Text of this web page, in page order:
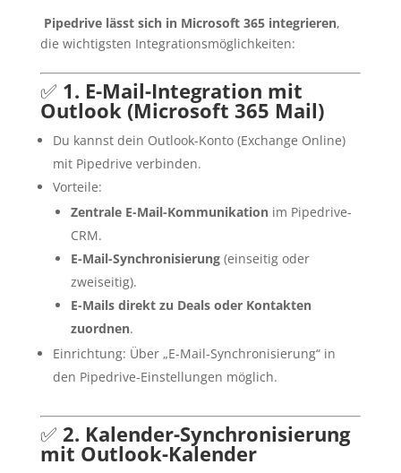
Pipedrive lässt sich in Microsoft 365 integrieren,
die wichtigsten Integrationsmöglichkeiten:
✅ 1. E-Mail-Integration mit
Outlook (Microsoft 365 Mail)
Du kannst dein Outlook-Konto (Exchange Online)
mit Pipedrive verbinden.
Vorteile:
Zentrale E-Mail-Kommunikationim Pipedrive-
CRM.
E-Mail-Synchronisierung(einseitig oder
zweiseitig).
E-Mails direkt zu Deals oder Kontakten
zuordnen.
Einrichtung: Über „E-Mail-Synchronisierung“ in
den Pipedrive-Einstellungen möglich.
✅ 2. Kalender-Synchronisierung
mit Outlook-Kalender